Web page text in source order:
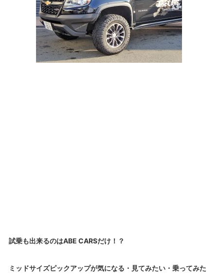
試乗も出来るのはABE CARSだけ！？
ミッドサイズピックアップが気になる・見てみたい・乗ってみた